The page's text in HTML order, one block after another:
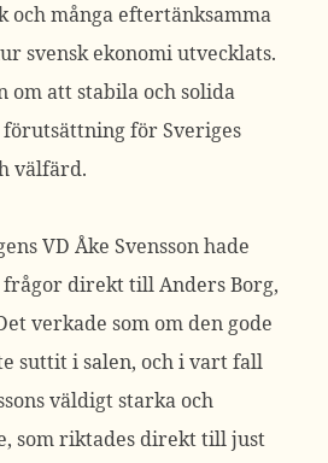
och många eftertänksamma
svensk ekonomi utvecklats.
om att stabila och solida
för Sveriges
välfärd.
VD Åke Svensson hade
direkt till Anders Borg,
verkade som om den gode
suttit i salen, och i vart fall
väldigt starka och
som riktades direkt till just